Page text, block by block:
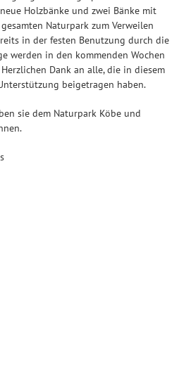
Holzbänke und zwei Bänke mit
Naturpark zum Verweilen
in der festen Benutzung durch die
werden in den kommenden Wochen
Dank an alle, die in diesem
beigetragen haben.
sie dem Naturpark Köbe und